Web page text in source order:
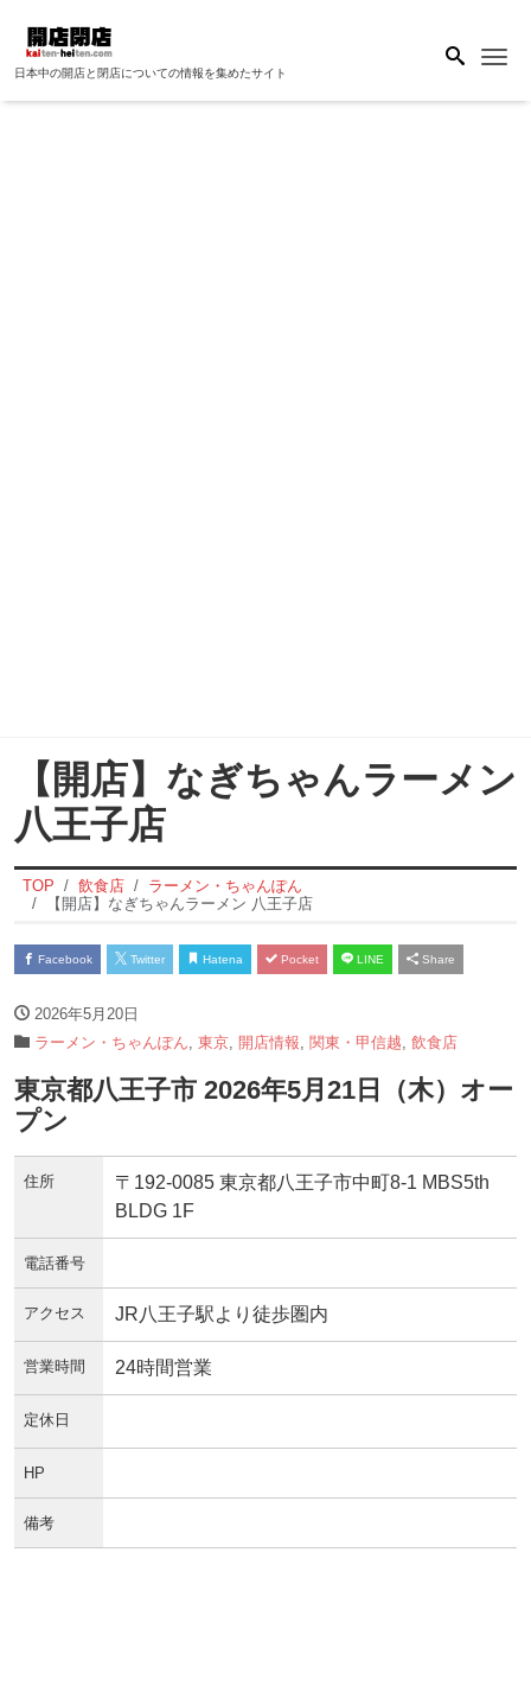
日本中の開店と閉店についての情報を集めたサイト
【開店】なぎちゃんラーメン
八王子店
TOP 飲食店
ラーメン・ちゃんぽん
【開店】なぎちゃんラーメン 八王子店
Facebook Twitter Hatena Pocket LINE Share
2026年5月20日
ラーメン・ちゃんぽん 東京 開店情報 関東・甲信越 飲食店
東京都八王子市 2026年5月21日（木）オー
プン
住所
〒192-0085 東京都八王子市中町8-1 MBS5th
BLDG 1F
電話番号
アクセス JR八王子駅より徒歩圏内
営業時間 24時間営業
定休日
HP
備考